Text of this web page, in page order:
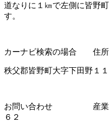
道なりに１㎞で左側に皆野
す。
カーナビ検索の場合 住所
秩父郡皆野町大字下田野１
お問い合わせ 産業観
６２